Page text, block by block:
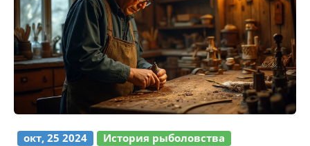
окт, 25 2024
История рыболовства